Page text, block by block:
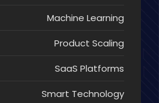
Machine Learning
Product Scaling
SaaS Platforms
Smart Technology